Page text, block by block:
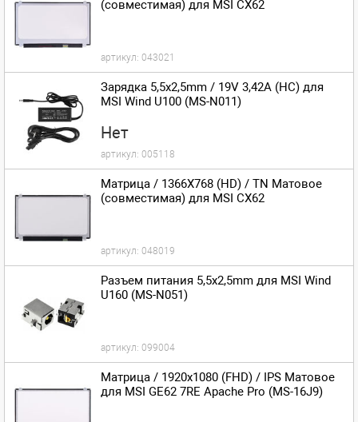
(совместимая) для MSI CX62
артикул: 043021
Зарядка 5,5x2,5mm / 19V 3,42A (HC) для
MSI Wind U100 (MS-N011)
Нет
артикул: 005118
Матрица / 1366X768 (HD) / TN Матовое
(совместимая) для MSI CX62
артикул: 048019
Разъем питания 5,5x2,5mm для MSI Wind
U160 (MS-N051)
артикул: 099004
Матрица / 1920x1080 (FHD) / IPS Матовое
для MSI GE62 7RE Apache Pro (MS-16J9)